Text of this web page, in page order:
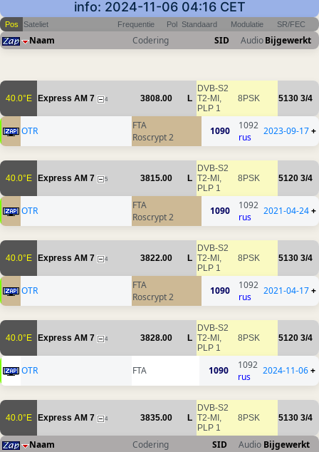
info: 2024-11-06 04:16 CET
Pos Sateliet Frequentie Pol Standaard Modulatie SR/FEC
Naam Codering SID AudioBijgewerkt
40.0°E Express AM 7 4 3808.00 L
DVB-S2
T2-MI,
PLP 1
8PSK 5130 3/4
OTR
FTA
Roscrypt 2
1090
1092
rus
2023-09-17+
40.0°E Express AM 7 5 3815.00 L
DVB-S2
T2-MI,
PLP 1
8PSK 5120 3/4
OTR
FTA
Roscrypt 2
1090
1092
rus
2021-04-24+
40.0°E Express AM 7 4 3822.00 L
DVB-S2
T2-MI,
PLP 1
8PSK 5130 3/4
OTR
FTA
Roscrypt 2
1090
1092
rus
2021-04-17+
40.0°E Express AM 7 4 3828.00 L
DVB-S2
T2-MI,
PLP 1
8PSK 5120 3/4
OTR FTA 1090
1092
rus
2024-11-06+
40.0°E Express AM 7 4 3835.00 L
DVB-S2
T2-MI,
PLP 1
8PSK 5130 3/4
Naam Codering SID Audio Bijgewerkt